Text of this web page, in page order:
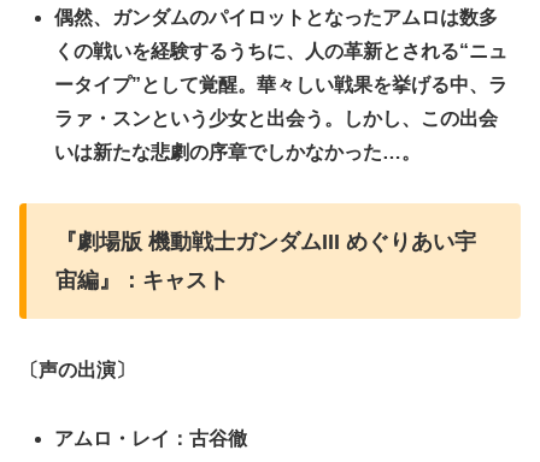
偶然、ガンダムのパイロットとなったアムロは数多
くの戦いを経験するうちに、人の革新とされる“ニュ
ータイプ”として覚醒。華々しい戦果を挙げる中、ラ
ラァ・スンという少女と出会う。しかし、この出会
いは新たな悲劇の序章でしかなかった…。
『劇場版 機動戦士ガンダムIII めぐりあい宇
宙編』：キャスト
〔声の出演〕
アムロ・レイ：古谷徹